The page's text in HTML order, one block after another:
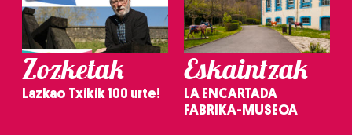
Zozketak
Lazkao Txikik 100 urte!
Eskaintzak
LA ENCARTADA
FABRIKA-MUSEOA